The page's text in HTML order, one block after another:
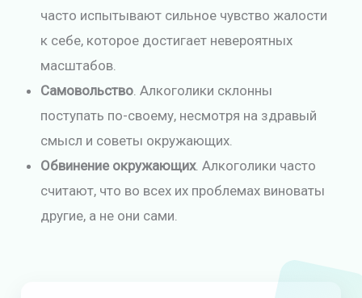
часто испытывают сильное чувство жалости
к себе, которое достигает невероятных
масштабов.
Самовольство. Алкоголики склонны
поступать по-своему, несмотря на здравый
смысл и советы окружающих.
Обвинение окружающих. Алкоголики часто
считают, что во всех их проблемах виноваты
другие, а не они сами.